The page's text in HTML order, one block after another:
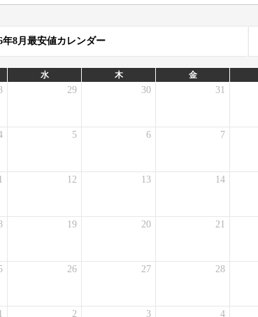
年8月最安値カレンダー
水 木 金
29 30 31
5 6 7
12 13 14
19 20 21
26 27 28
2 3 4